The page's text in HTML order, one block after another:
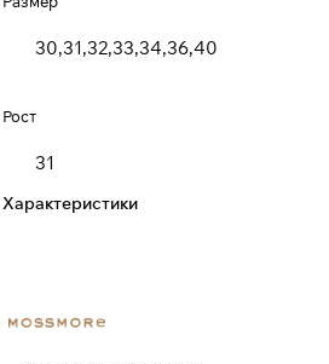
30,31,32,33,34,36,40
Рост
31
Характеристики